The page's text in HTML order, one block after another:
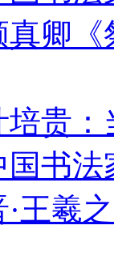
真卿《
培贵：
国书法
·王羲